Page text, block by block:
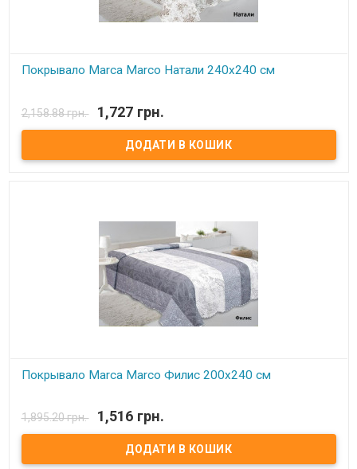
Покрывало Marca Marco Натали 240х240 см
Покрывало Marca Marco Milano Размер: 240х240 см Состав: 100%
микрофибра Наполнитель: синтепон Производитель: Marca
2,158.88 грн. 1,727 грн.
Покрывало Marca Marco Филис 200х240 см
микрофибра Наполнитель: синтепон Производитель: Marca
1,895.20 грн. 1,516 грн.